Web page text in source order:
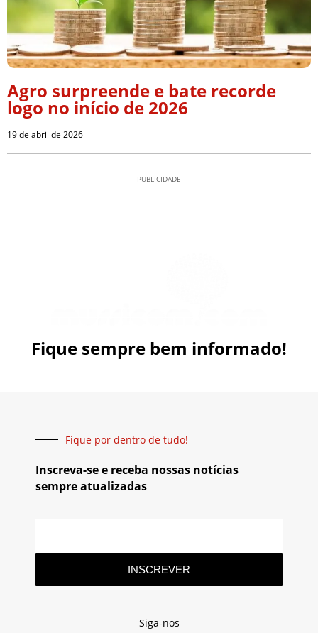
Agro surpreende e bate recorde
logo no início de 2026
19 de abril de 2026
PUBLICIDADE
Fique sempre bem informado!
Fique por dentro de tudo!
Inscreva-se e receba nossas notícias
sempre atualizadas
INSCREVER
Siga-nos